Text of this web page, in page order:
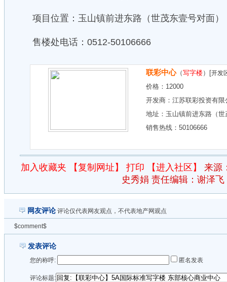
项目位置：玉山镇前进东路（世茂东壹号对面）
售楼处电话：0512-50106666
联彩中心（写字楼）[开发
价格： 12000
开发商： 江苏联彩投资有限
地址： 玉山镇前进东路（
销售热线：50106666
加入收藏夹 【复制网址】 打印 【进入社区】
来源
史秀娟 责任编辑：谢泽飞
网友评论 评论仅代表网友观点，不代表地产网观点
$comment$
发表评论
您的称呼: 匿名发表
评论标题: